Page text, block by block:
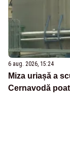
6 aug. 2026, 15:24
Miza uriașă a
Cernavodă